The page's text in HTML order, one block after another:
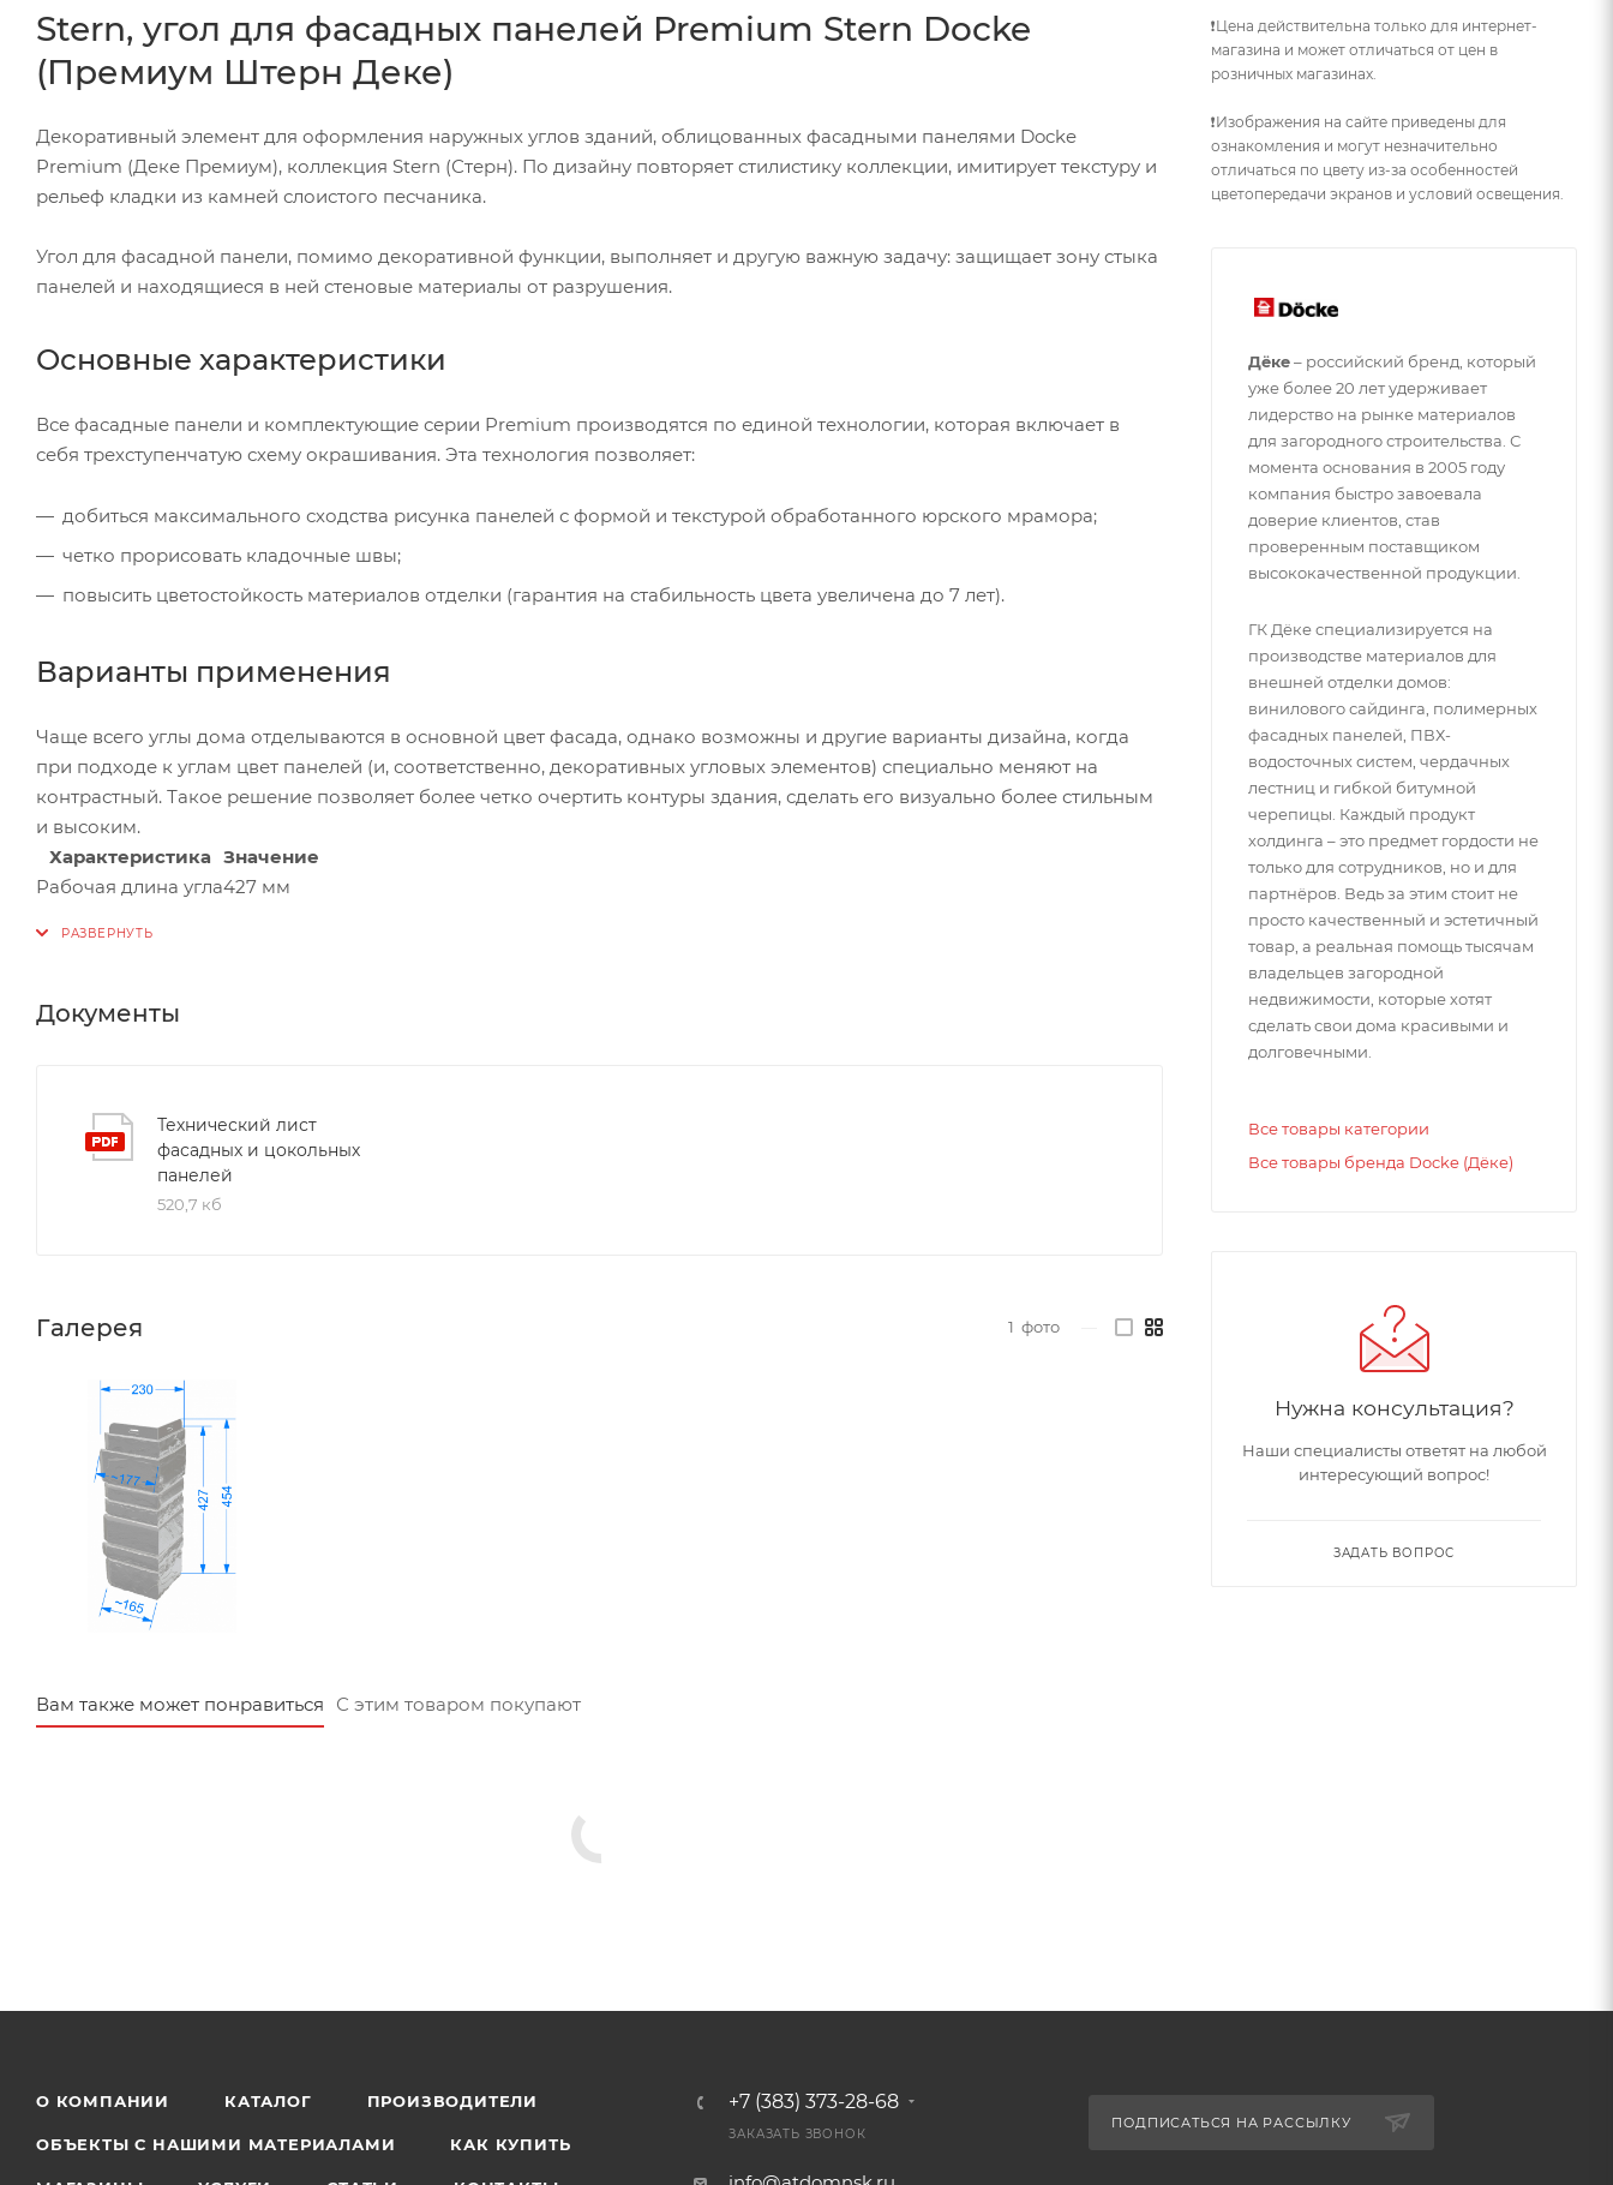
Stern, угол для фасадных панелей Premium Stern Docke
(Премиум Штерн Деке)
Декоративный элемент для оформления наружных углов зданий, облицованных фасадными панелями Docke
Premium (Деке Премиум), коллекция Stern (Стерн). По дизайну повторяет стилистику коллекции, имитирует текстуру и
рельеф кладки из камней слоистого песчаника.
Угол для фасадной панели, помимо декоративной функции, выполняет и другую важную задачу: защищает зону стыка
панелей и находящиеся в ней стеновые материалы от разрушения.
Основные характеристики
Все фасадные панели и комплектующие серии Premium производятся по единой технологии, которая включает в
себя трехступенчатую схему окрашивания. Эта технология позволяет:
добиться максимального сходства рисунка панелей с формой и текстурой обработанного юрского мрамора;
четко прорисовать кладочные швы;
повысить цветостойкость материалов отделки (гарантия на стабильность цвета увеличена до 7 лет).
Варианты применения
Чаще всего углы дома отделываются в основной цвет фасада, однако возможны и другие варианты дизайна, когда
при подходе к углам цвет панелей (и, соответственно, декоративных угловых элементов) специально меняют на
контрастный. Такое решение позволяет более четко очертить контуры здания, сделать его визуально более стильным
и высоким.
Характеристика Значение
Рабочая длина угла427 мм
Документы
Технический лист
фасадных и цокольных
панелей
520,7 кб
Галерея 1 фото
Вам также может понравиться С этим товаром покупают
❗Цена действительна только для интернет-
магазина и может отличаться от цен в
розничных магазинах.
❗Изображения на сайте приведены для
ознакомления и могут незначительно
отличаться по цвету из-за особенностей
цветопередачи экранов и условий освещения.
Дёке– российский бренд, который
уже более 20 лет удерживает
лидерство на рынке материалов
для загородного строительства. С
момента основания в 2005 году
компания быстро завоевала
доверие клиентов, став
проверенным поставщиком
высококачественной продукции.
ГК Дёке специализируется на
производстве материалов для
внешней отделки домов:
винилового сайдинга, полимерных
фасадных панелей, ПВХ-
водосточных систем, чердачных
лестниц и гибкой битумной
черепицы. Каждый продукт
холдинга – это предмет гордости не
только для сотрудников, но и для
партнёров. Ведь за этим стоит не
просто качественный и эстетичный
товар, а реальная помощь тысячам
владельцев загородной
недвижимости, которые хотят
сделать свои дома красивыми и
долговечными.
Все товары категории
Все товары бренда Docke (Дёке)
Нужна консультация?
Наши специалисты ответят на любой
интересующий вопрос!
ЗАДАТЬ ВОПРОС
О КОМПАНИИ КАТАЛОГ ПРОИЗВОДИТЕЛИ
ОБЪЕКТЫ С НАШИМИ МАТЕРИАЛАМИ КАК КУПИТЬ
+7 (383) 373-28-68
ЗАКАЗАТЬ ЗВОНОК
ПОДПИСАТЬСЯ НА РАССЫЛКУ